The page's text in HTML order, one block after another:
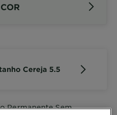
Cereja 5.5
Permanente Sem